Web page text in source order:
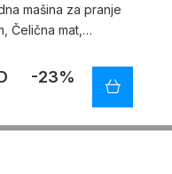
mašina za pranje
Čelična mat,
-23%